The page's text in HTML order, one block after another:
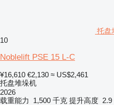
托盘
10
Noblelift PSE 15 L-C
¥16,610 €2,130 ≈ US$2,461
托盘堆垛机
2026
载重能力
1,500 千克 提升高度 2.9